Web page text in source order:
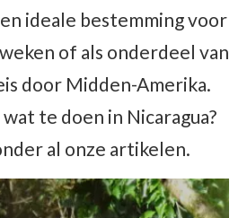
ideale bestemming voor
of als onderdeel van
door Midden-Amerika.
te doen in Nicaragua?
al onze artikelen.